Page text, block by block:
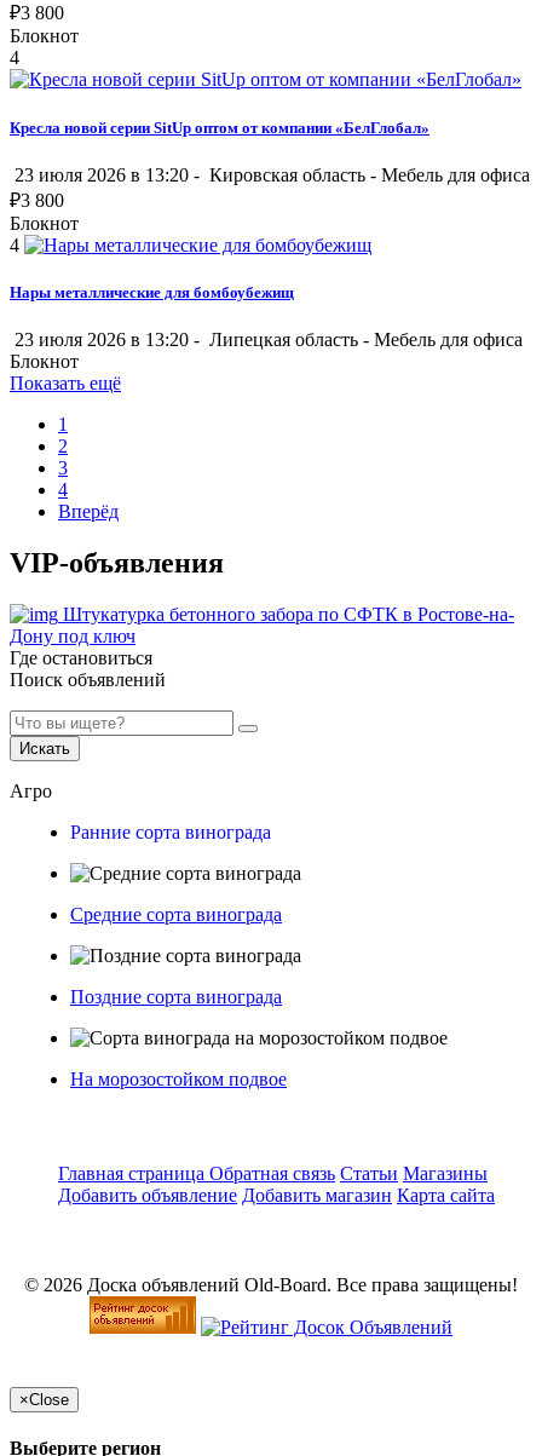
₽3 800
Блокнот
4
Кресла новой серии SitUp оптом от компании «БелГлобал»
23 июля 2026 в 13:20 - Кировская область - Мебель для офиса
₽3 800
Блокнот
4
Нары металлические для бомбоубежищ
23 июля 2026 в 13:20 - Липецкая область - Мебель для офиса
Блокнот
Показать ещё
1
2
3
4
Вперёд
VIP-объявления
Штукатурка бетонного забора по СФТК в Ростове-на-
Дону под ключ
Где остановиться
Поиск объявлений
Искать
Агро
Ранние сорта винограда
Средние сорта винограда
Поздние сорта винограда
На морозостойком подвое
Главная страница Обратная связь Статьи Магазины
Добавить объявление Добавить магазин Карта сайта
© 2026 Доска объявлений Old-Board. Все права защищены!
×Close
Выберите регион